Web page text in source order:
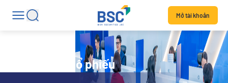
Mở tài khoản
Tin tức mã cổ phiếu